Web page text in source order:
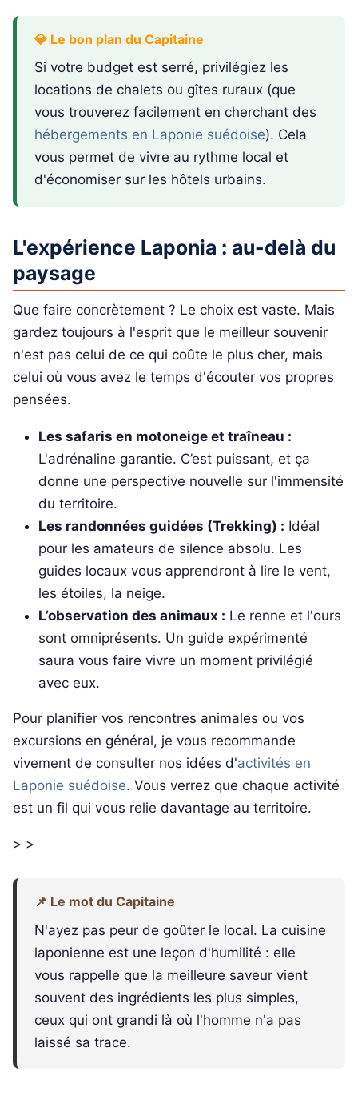
💎 Le bon plan du Capitaine
Si votre budget est serré, privilégiez les
locations de chalets ou gîtes ruraux (que
vous trouverez facilement en cherchant des
hébergements en Laponie suédoise). Cela
vous permet de vivre au rythme local et
d'économiser sur les hôtels urbains.
L'expérience Laponia : au-delà du
paysage
Que faire concrètement ? Le choix est vaste. Mais
gardez toujours à l'esprit que le meilleur souvenir
n'est pas celui de ce qui coûte le plus cher, mais
celui où vous avez le temps d'écouter vos propres
pensées.
Les safaris en motoneige et traîneau :
L'adrénaline garantie. C’est puissant, et ça
donne une perspective nouvelle sur l'immensité
du territoire.
Les randonnées guidées (Trekking) : Idéal
pour les amateurs de silence absolu. Les
guides locaux vous apprendront à lire le vent,
les étoiles, la neige.
L’observation des animaux : Le renne et l'ours
sont omniprésents. Un guide expérimenté
saura vous faire vivre un moment privilégié
avec eux.
Pour planifier vos rencontres animales ou vos
excursions en général, je vous recommande
vivement de consulter nos idées d'activités en
Laponie suédoise. Vous verrez que chaque activité
est un fil qui vous relie davantage au territoire.
> >
📌 Le mot du Capitaine
N'ayez pas peur de goûter le local. La cuisine
laponienne est une leçon d'humilité : elle
vous rappelle que la meilleure saveur vient
souvent des ingrédients les plus simples,
ceux qui ont grandi là où l'homme n'a pas
laissé sa trace.